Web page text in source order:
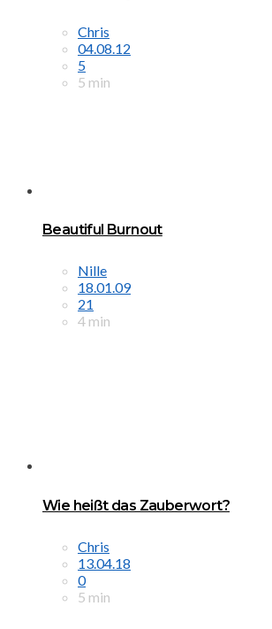
Chris
04.08.12
5
5 min
Beautiful Burnout
Nille
18.01.09
21
4 min
Wie heißt das Zauberwort?
Chris
13.04.18
0
5 min